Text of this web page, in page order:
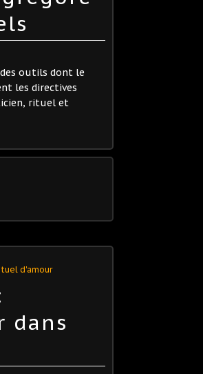
outils dont le
les directives
rituel et
d'amour
dans